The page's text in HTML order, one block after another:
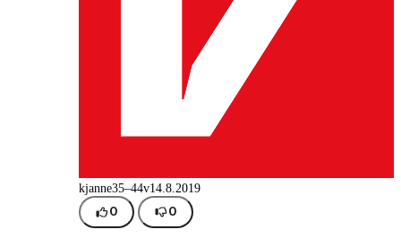
kjanne35–44v14.8.2019
0 0